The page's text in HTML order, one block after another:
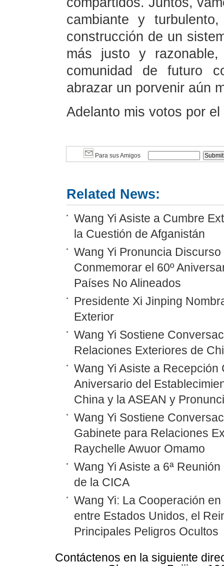
cambiante y
construcción de un
más justo y
comunidad de futuro
abrazar un porvenir aún
Adelanto mis votos por
Para sus Amigos
Related News:
Wang Yi Asiste a Cumbre
la Cuestión de Afganistán
Wang Yi Pronuncia
Conmemorar el 60º
Países No Alineados
Presidente Xi Jinping
Exterior
Wang Yi Sostiene
Relaciones Exteriores de
Wang Yi Asiste a Recepción
Aniversario del
China y la ASEAN y
Wang Yi Sostiene
Gabinete para Relaciones
Raychelle Awuor Omamo
Wang Yi Asiste a 6ª
de la CICA
Wang Yi: La Cooperación
entre Estados Unidos, el
Principales Peligros Ocultos
Contáctenos en la siguiente